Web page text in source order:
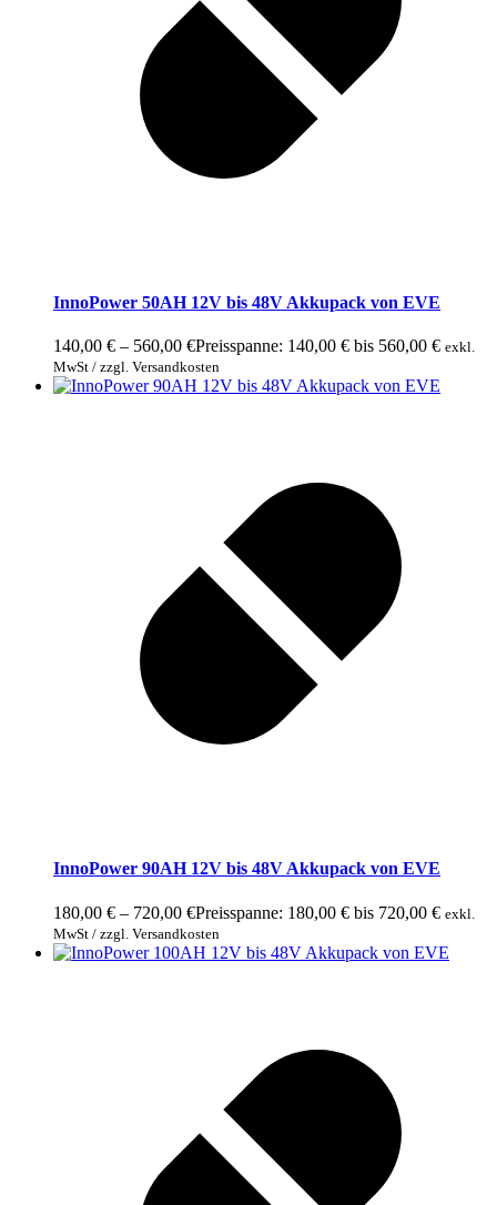
InnoPower 50AH 12V bis 48V Akkupack von EVE
140,00 € – 560,00 €Preisspanne: 140,00 € bis 560,00 € exkl.
MwSt / zzgl. Versandkosten
InnoPower 90AH 12V bis 48V Akkupack von EVE
180,00 € – 720,00 €Preisspanne: 180,00 € bis 720,00 € exkl.
MwSt / zzgl. Versandkosten